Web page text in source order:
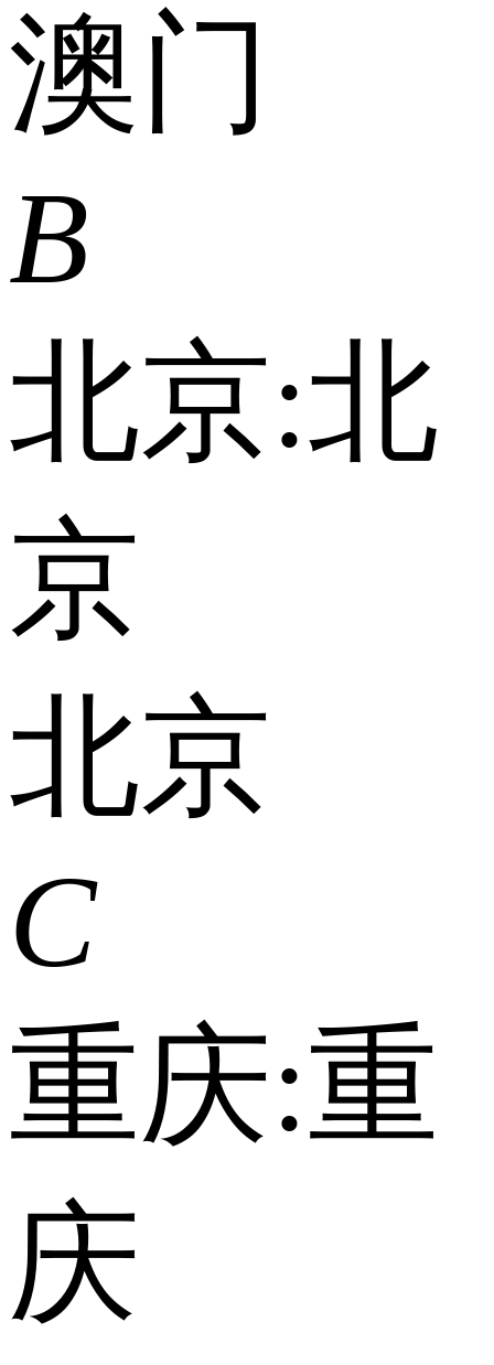
澳门
B
北京:北
京
北京
C
重庆:重
庆